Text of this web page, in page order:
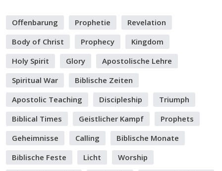
Offenbarung Prophetie
Revelation
Body of Christ
Prophecy
Kingdom
Holy Spirit
Glory
Apostolische Lehre
Spiritual War
Biblische Zeiten
Apostolic Teaching
Discipleship
Triumph
Biblical Times
Geistlicher Kampf
Prophets
Geheimnisse
Calling
Biblische Monate
Biblische Feste
Licht
Worship